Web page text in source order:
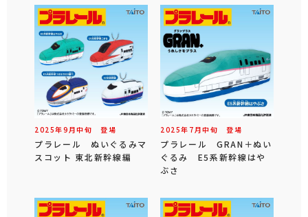
2025年9 月中旬 登場
プラレール ぬいぐるみマ
スコット 東北新幹線編
2025年 7 月中旬 登場
プラレール GRAN＋ぬい
ぐるみ E5系新幹線はや
ぶさ